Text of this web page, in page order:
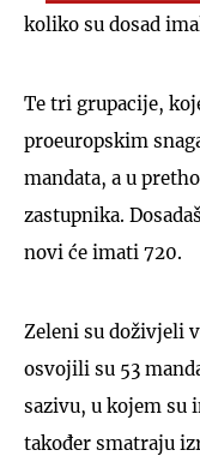
koliko su dosad
Te tri grupacije,
proeuropskim
mandata, a u
zastupnika.
novi će imati 720.
Zeleni su doživjeli
osvojili su 53
sazivu, u kojem su
također smatraju